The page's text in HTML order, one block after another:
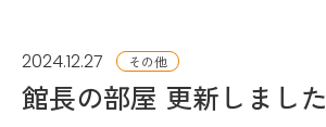
2024.12.27 その他
館長の部屋 更新しました